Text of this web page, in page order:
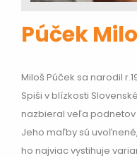
Púček
Miloš Púček sa narodil
Spiši v blízkosti
nazbieral veľa podnetov
Jeho maľby sú
ho najviac vystihuje